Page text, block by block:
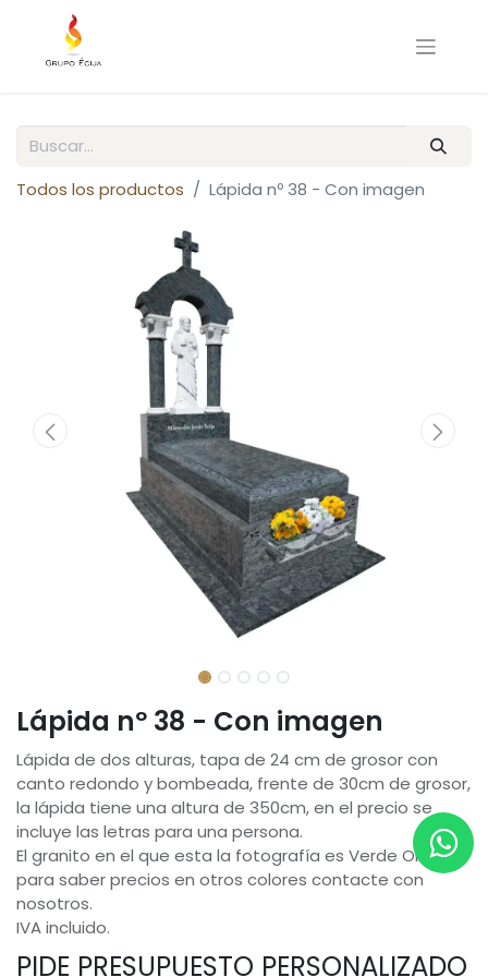
Todos los productos Lápida nº 38 - Con imagen
Lápida nº 38 - Con imagen
Lápida de dos alturas, tapa de 24 cm de grosor con
canto redondo y bombeada, frente de 30cm de grosor,
la lápida tiene una altura de 350cm, en el precio se
incluye las letras para una persona.
El granito en el que esta la fotografía es Verde Oliva,
para saber precios en otros colores contacte con
nosotros.
IVA incluido.
PIDE PRESUPUESTO PERSONALIZADO